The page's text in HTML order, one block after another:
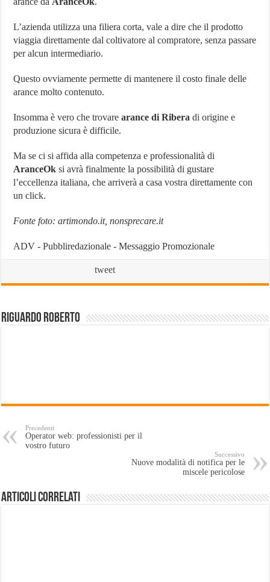
L’azienda utilizza una filiera corta, vale a dire che il prodotto
viaggia direttamente dal coltivatore al compratore, senza passare
per alcun intermediario.
Questo ovviamente permette di mantenere il costo finale delle
arance molto contenuto.
Insomma è vero che trovarearance di Riberadi origine e
produzione sicura è difficile.
Ma se ci si affida alla competenza e professionalità di
AranceOk si avrà finalmente la possibilità di gustare
l’eccellenza italiana, che arriverà a casa vostra direttamente con
un click.
Fonte foto: artimondo.it, nonsprecare.it
ADV - Pubbliredazionale - Messaggio Promozionale
tweet
Riguardo Roberto
Precedenti
Operator web: professionisti per il
vostro futuro
Successivo
Nuove modalità di notifica per le
miscele pericolose
Articoli Correlati